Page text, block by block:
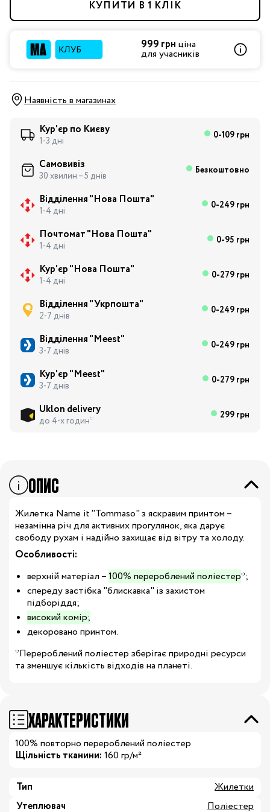
КУПИТИ В 1 КЛІК
999 грн ціна
для учасників
Наявність в магазинах
Кур'єр по Києву
1-3 дні 0-109 грн
Самовивіз
30 хвилин – 5 днів Безкоштовно
Відділення "Нова Пошта"
1-4 дні 0-249 грн
Почтомат "Нова Пошта"
1-4 дні 0-95 грн
Кур'єр "Нова Пошта"
1-4 дні 0-279 грн
Відділення "Укрпошта"
2-7 днів 0-249 грн
Відділення "Meest"
3-7 днів 0-249 грн
Кур'єр "Meest"
3-7 днів 0-279 грн
Uklon delivery
до 4-х годин* 299 грн
ОПИС
Жилетка Name it "Tommaso" з яскравим принтом –
незамінна річ для активних прогулянок, яка дарує
свободу рухам і надійно захищає від вітру та холоду.
Особливості:
верхній матеріал –100% перероблений поліестер*;
спереду застібка "блискавка" із захистом
підборіддя;
високий комір;
декоровано принтом.
*Перероблений поліестер зберігає природні ресурси
та зменшує кількість відходів на планеті.
ХАРАКТЕРИСТИКИ
100% повторно перероблений поліестер
Щільність тканини: 160 гр/м²
Тип
Жилетки
Утеплювач
Поліестер